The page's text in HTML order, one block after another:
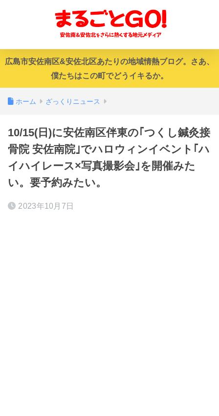
広島市安佐南区&安佐北区あたりの地域情熱ブログ。さあ、
僕たちはこの町でどうイキるか。
ホーム ざっくりニュース
10/15(日)に安佐南区伴東の｢つくし鍼灸接
骨院 安佐南院｣でハロウィンイベント｢ハ
イハイレース×写真撮影会｣を開催みた
い。要予約みたい。
2023年10月7日